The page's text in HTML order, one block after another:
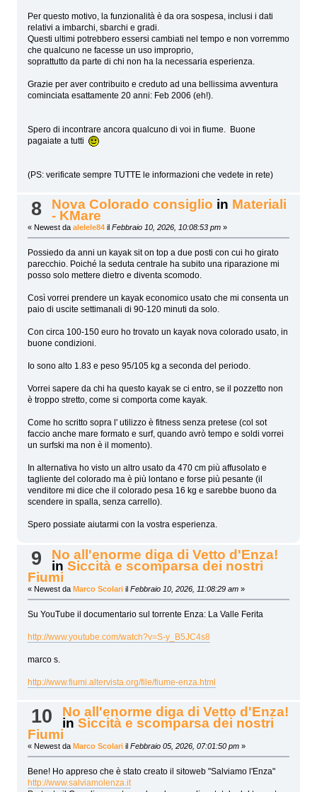
Per questo motivo, la funzionalità è da ora sospesa, inclusi i dati
relativi a imbarchi, sbarchi e gradi.
Questi ultimi potrebbero essersi cambiati nel tempo e non vorremmo
che qualcuno ne facesse un uso improprio,
soprattutto da parte di chi non ha la necessaria esperienza.
Grazie per aver contribuito e creduto ad una bellissima avventura
cominciata esattamente 20 anni: Feb 2006 (eh!).
Spero di incontrare ancora qualcuno di voi in fiume. Buone
pagaiate a tutti
(PS: verificate sempre TUTTE le informazioni che vedete in rete)
8 Nova Colorado consiglio in Materiali
- KMare
« Newest da alelele84 il Febbraio 10, 2026, 10:08:53 pm»
Possiedo da anni un kayak sit on top a due posti con cui ho girato
parecchio. Poiché la seduta centrale ha subito una riparazione mi
posso solo mettere dietro e diventa scomodo.
Così vorrei prendere un kayak economico usato che mi consenta un
paio di uscite settimanali di 90-120 minuti da solo.
Con circa 100-150 euro ho trovato un kayak nova colorado usato, in
buone condizioni.
Io sono alto 1.83 e peso 95/105 kg a seconda del periodo.
Vorrei sapere da chi ha questo kayak se ci entro, se il pozzetto non
è troppo stretto, come si comporta come kayak.
Come ho scritto sopra l' utilizzo è fitness senza pretese (col sot
faccio anche mare formato e surf, quando avrò tempo e soldi vorrei
un surfski ma non è il momento).
In alternativa ho visto un altro usato da 470 cm più affusolato e
tagliente del colorado ma è più lontano e forse più pesante (il
venditore mi dice che il colorado pesa 16 kg e sarebbe buono da
scendere in spalla, senza carrello).
Spero possiate aiutarmi con la vostra esperienza.
9 No all'enorme diga di Vetto d'Enza!
inSiccità e scomparsa dei nostri
Fiumi
« Newest da Marco Scolari ilFebbraio 10, 2026, 11:08:29 am»
Su YouTube il documentario sul torrente Enza: La Valle Ferita
http://www.youtube.com/watch?v=S-y_B5JC4s8
marco s.
http://www.fiumi.altervista.org/file/fiume-enza.html
10 No all'enorme diga di Vetto d'Enza!
inSiccità e scomparsa dei nostri
Fiumi
« Newest da Marco Scolari il Febbraio 05, 2026, 07:01:50 pm»
Bene! Ho appreso che è stato creato il sitoweb "Salviamo l'Enza"
http://www.salviamolenza.it